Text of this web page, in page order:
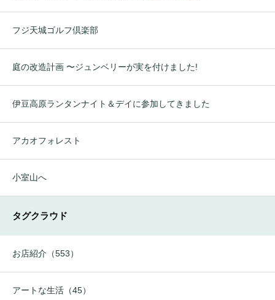
フジ天城ゴルフ倶楽部
庭の改造計画 〜ジュンベリーが実を付けました!
伊豆高原ランタンナイト＆デイに参加してきました
アカオフォレスト
小室山へ
タグクラウド
お店紹介（553）
アートな生活（45）